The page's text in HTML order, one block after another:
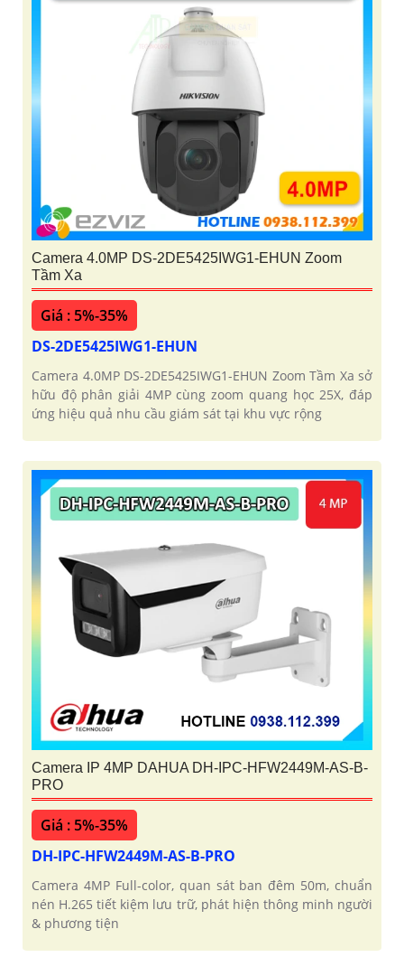
Camera 4.0MP DS-2DE5425IWG1-EHUN Zoom
Tầm Xa
Giá : 5%-35%
DS-2DE5425IWG1-EHUN
Camera 4.0MP DS-2DE5425IWG1-EHUN Zoom Tầm Xa sở
hữu độ phân giải 4MP cùng zoom quang học 25X, đáp
ứng hiệu quả nhu cầu giám sát tại khu vực rộng
Camera IP 4MP DAHUA DH-IPC-HFW2449M-AS-B-
PRO
Giá : 5%-35%
DH-IPC-HFW2449M-AS-B-PRO
Camera 4MP Full-color, quan sát ban đêm 50m, chuẩn
nén H.265 tiết kiệm lưu trữ, phát hiện thông minh người
& phương tiện